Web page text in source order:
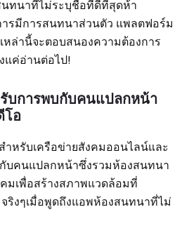
ทนาที่ไม่ระบุชื่อที่ดีที่สุดห้า
รมีการสนทนาส่วนตัว แพลตฟอร์ม
ล่านี้จะตอบสนองความต้องการ
แค่อ่านต่อไป!
บการพบกับคนแปลกหน้า
โอ
หรับเครือข่ายสังคมออนไลน์และ
บคนแปลกหน้าซึ่งรวมห้องสนทนา
มเพื่อสร้างสภาพแวดล้อมที่
ริงๆเมื่อพูดถึงแอพห้องสนทนาที่ไม่